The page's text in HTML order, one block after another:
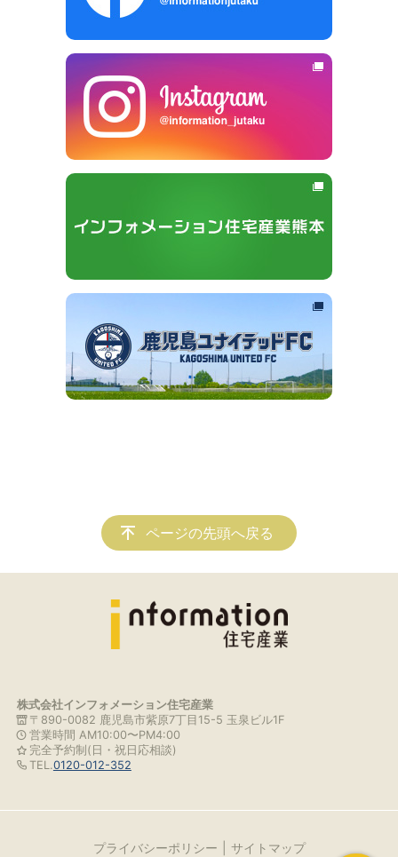
ページの先頭へ戻る
株式会社インフォメーション住宅産業
〒890-0082 鹿児島市紫原7丁目15-5 玉泉ビル1F
営業時間 AM10:00〜PM4:00
完全予約制(日・祝日応相談)
TEL.0120-012-352
プライバシーポリシー サイトマップ